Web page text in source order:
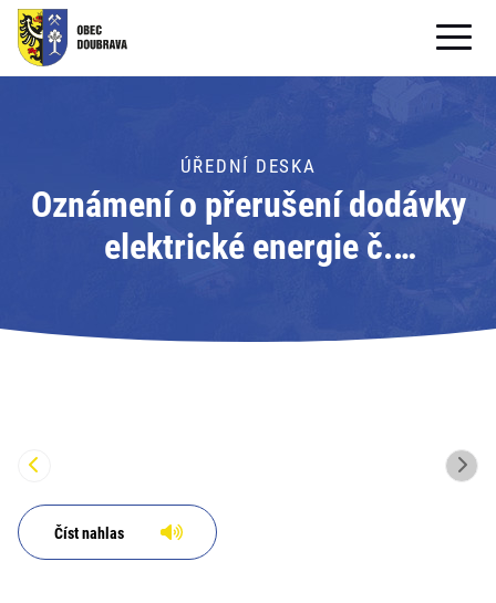
OBECNÍ ÚŘAD
PRO OBČANY
Formuláře ke stažení
PRO TURISTY
ÚŘEDNÍ DESKA
Oznámení o přerušení dodávky
elektrické energie č.
Distribuce
Číst nahlas